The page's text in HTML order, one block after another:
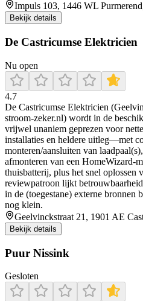
Impuls 103, 1446 WL
Bekijk details
De Castricumse Elektricien
Nu open
4.7
De Castricumse Elektricien
stroom-zeker.nl) wordt in de
vrijwel unaniem geprezen voor
installaties en heldere uitleg—met
monteren/aansluiten van
afmonteren van een HomeWizard-
thuisbatterij, plus het snel oplossen
reviewpatroon lijkt
in de (toegestane) externe bronnen
nog klein.
Geelvinckstraat 21, 1901 AE
Bekijk details
Puur Nissink
Gesloten